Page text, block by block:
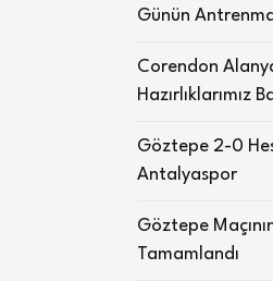
Günün
Corendon
Hazırlıklarımız
Göztepe 2-0
Antalyaspor
Göztepe
Tamamlandı